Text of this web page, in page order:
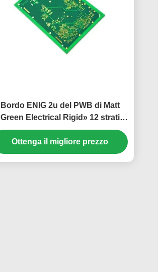
Bordo ENIG 2u del PWB di Matt
Green Electrical Rigid» 12 strati
2.2mm
Ottenga il migliore prezzo